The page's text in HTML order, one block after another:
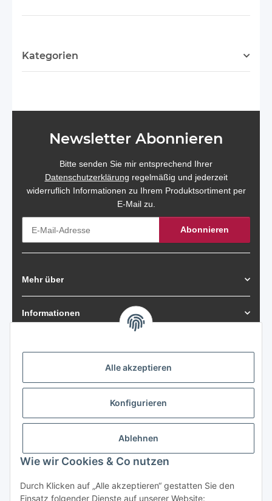
Alle akzeptieren
Konfigurieren
Ablehnen
Wie wir Cookies & Co nutzen
Durch Klicken auf „Alle akzeptieren“ gestatten Sie den
Einsatz folgender Dienste auf unserer Website:
Kategorien
Newsletter Abonnieren
Bitte senden Sie mir entsprechend Ihrer
Datenschutzerklärung regelmäßig und jederzeit
widerruflich Informationen zu Ihrem Produktsortiment per
E-Mail zu.
Abonnieren
Mehr über
Informationen
Vertrag widerrufen